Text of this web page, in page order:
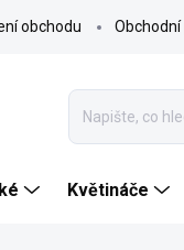
obchodu
Květináče